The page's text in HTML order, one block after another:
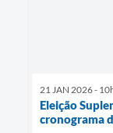
21 JAN 2026 -
Eleição
cronograma